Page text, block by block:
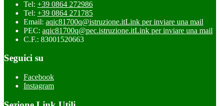
Tel: +39 0864 272986
Tel: +39 0864 271785
Email: aqic81700q@istruzione.itLink per inviare una mail
PEC: aqic81700q@pec.istruzione.itLink per inviare una mail
C.F.: 83001520663
Seguici su
Facebook
Instagram